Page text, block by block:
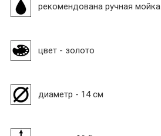
рекомендована ручная мойка
цвет - золото
диаметр - 14 см